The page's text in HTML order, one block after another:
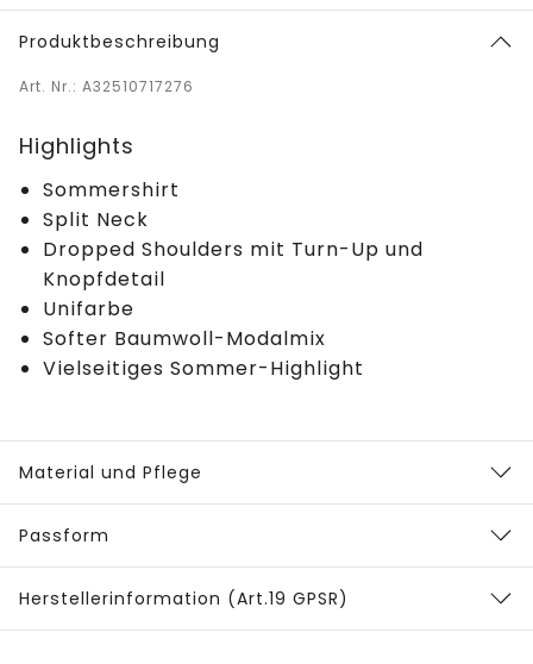
Produktbeschreibung
Art. Nr.: A32510717276
Highlights
Sommershirt
Split Neck
Dropped Shoulders mit Turn-Up und
Knopfdetail
Unifarbe
Softer Baumwoll-Modalmix
Vielseitiges Sommer-Highlight
Material und Pflege
Passform
Herstellerinformation (Art.19 GPSR)